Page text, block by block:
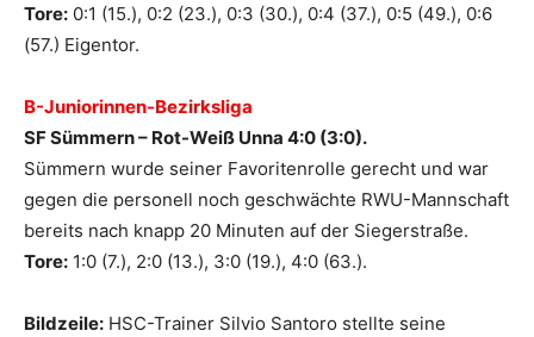
Tore: 0:1 (15.), 0:2 (23.), 0:3 (30.), 0:4 (37.), 0:5 (49.), 0:6
(57.) Eigentor.
B-Juniorinnen-Bezirksliga
SF Sümmern – Rot-Weiß Unna 4:0 (3:0).
Sümmern wurde seiner Favoritenrolle gerecht und war
gegen die personell noch geschwächte RWU-Mannschaft
bereits nach knapp 20 Minuten auf der Siegerstraße.
Tore: 1:0 (7.), 2:0 (13.), 3:0 (19.), 4:0 (63.).
Bildzeile: HSC-Trainer Silvio Santoro stellte seine